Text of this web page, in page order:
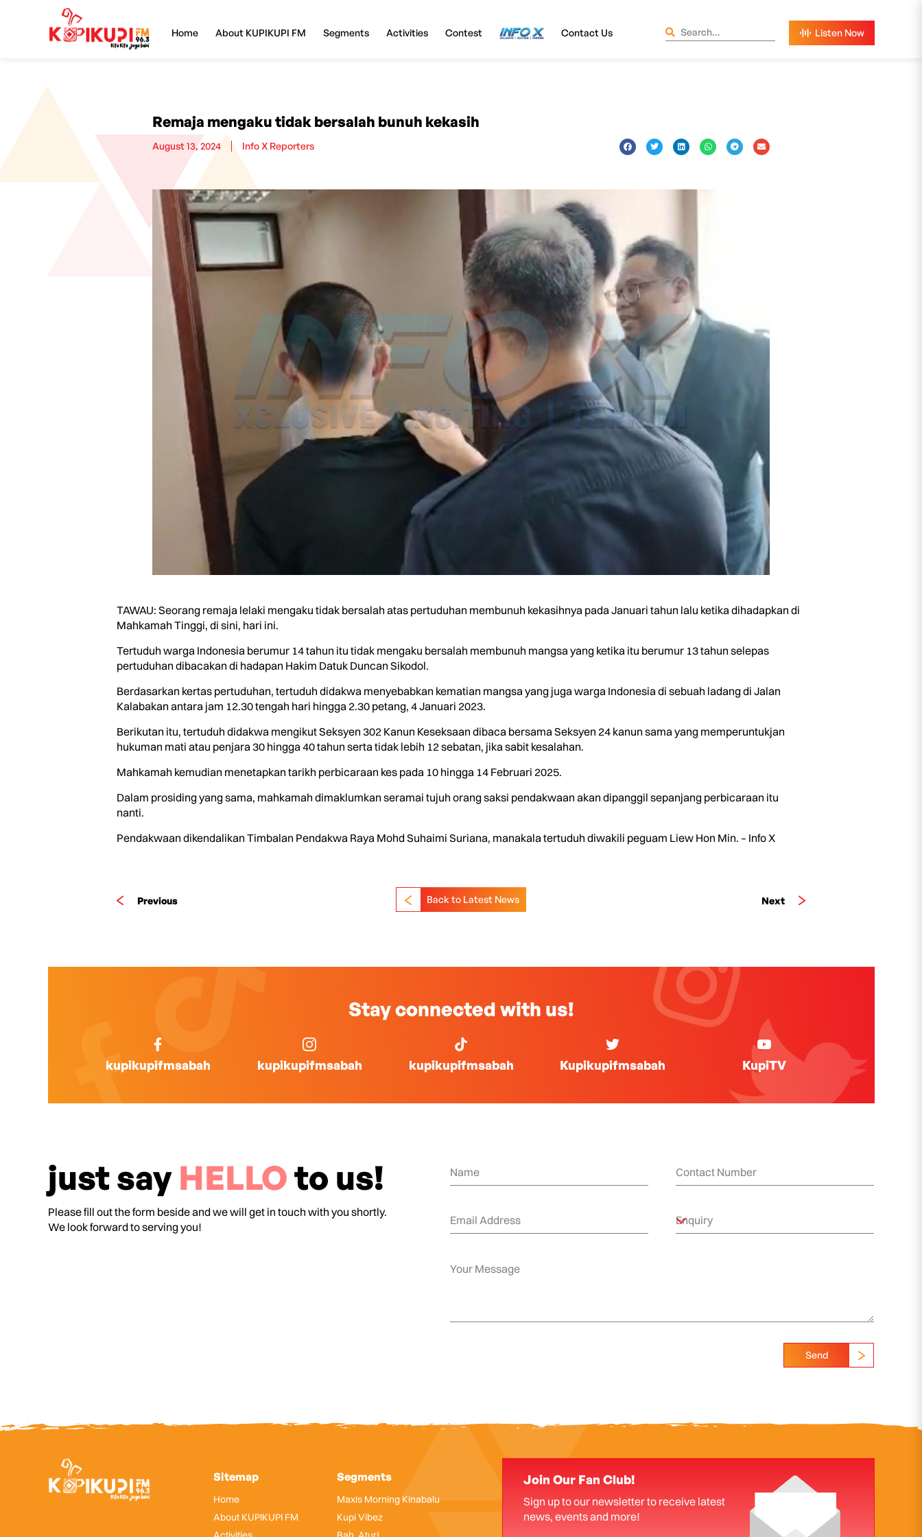
Home About KUPIKUPI FM Segments Activities Contest InfoX Contact Us
Remaja mengaku tidak bersalah bunuh kekasih
August 13, 2024 Info X Reporters
TAWAU: Seorang remaja lelaki mengaku tidak bersalah atas pertuduhan membunuh kekasihnya pada Januari tahun lalu ketika dihadapkan di
Mahkamah Tinggi, di sini, hari ini.
Tertuduh warga Indonesia berumur 14 tahun itu tidak mengaku bersalah membunuh mangsa yang ketika itu berumur 13 tahun selepas
pertuduhan dibacakan di hadapan Hakim Datuk Duncan Sikodol.
Berdasarkan kertas pertuduhan, tertuduh didakwa menyebabkan kematian mangsa yang juga warga Indonesia di sebuah ladang di Jalan
Kalabakan antara jam 12.30 tengah hari hingga 2.30 petang, 4 Januari 2023.
Berikutan itu, tertuduh didakwa mengikut Seksyen 302 Kanun Keseksaan dibaca bersama Seksyen 24 kanun sama yang memperuntukjan
hukuman mati atau penjara 30 hingga 40 tahun serta tidak lebih 12 sebatan, jika sabit kesalahan.
Mahkamah kemudian menetapkan tarikh perbicaraan kes pada 10 hingga 14 Februari 2025.
Dalam prosiding yang sama, mahkamah dimaklumkan seramai tujuh orang saksi pendakwaan akan dipanggil sepanjang perbicaraan itu
nanti.
Pendakwaan dikendalikan Timbalan Pendakwa Raya Mohd Suhaimi Suriana, manakala tertuduh diwakili peguam Liew Hon Min. – Info X
Previous Next
Back to Latest News
Stay connected with us!
kupikupifmsabah kupikupifmsabah kupikupifmsabah Kupikupifmsabah KupiTV
just say HELLOto us!
Please fill out the form beside and we will get in touch with you shortly.
We look forward to serving you!
Send
Sitemap
Home
About KUPIKUPI FM
Segments
Maxis Morning Kinabalu
Kupi Vibez
Join Our Fan Club!
Sign up to our newsletter to receive latest
news, events and more!